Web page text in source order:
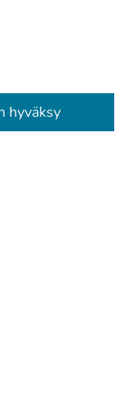
hyväksy